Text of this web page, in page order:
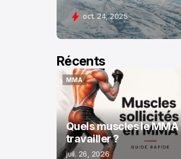
oct. 24, 2025
Récents
MMA
MMA
Quels muscles le
travailler ?
juil. 26, 2026